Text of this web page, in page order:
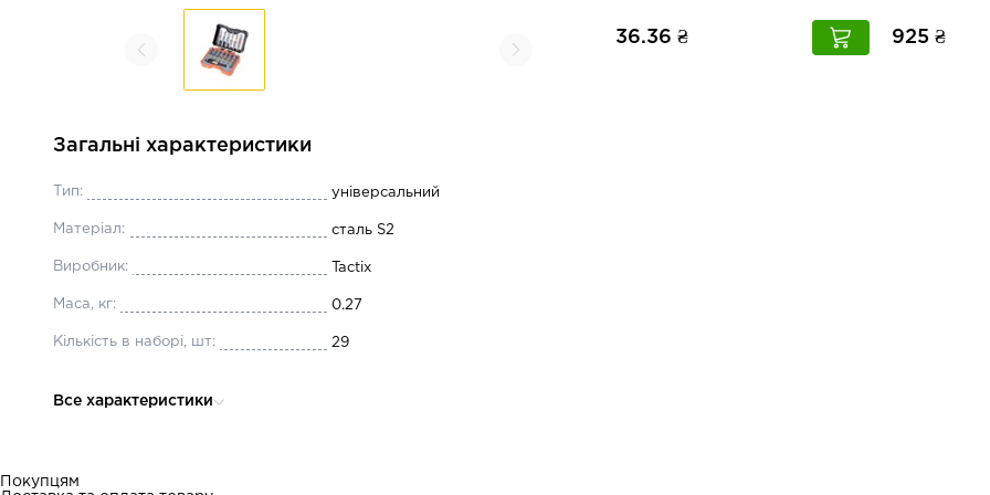
36.36 ₴ 925 ₴
Загальні характеристики
Тип: універсальний
Матеріал: сталь S2
Виробник: Tactix
Маса, кг: 0.27
Кількість в наборі, шт: 29
Все характеристики
Покупцям